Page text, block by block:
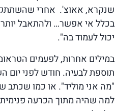
שנקרא, אאוצ'. אחרי
בכלל אי אפשר… ולהתאבל יותר
יכול לעמוד בה".
במילים אחרות, לפעמים
תוספת לבעיה. חודש לפני יום
"מה אני מוליד". או כמו שכתב
למה שהיה מתוך הכרעה